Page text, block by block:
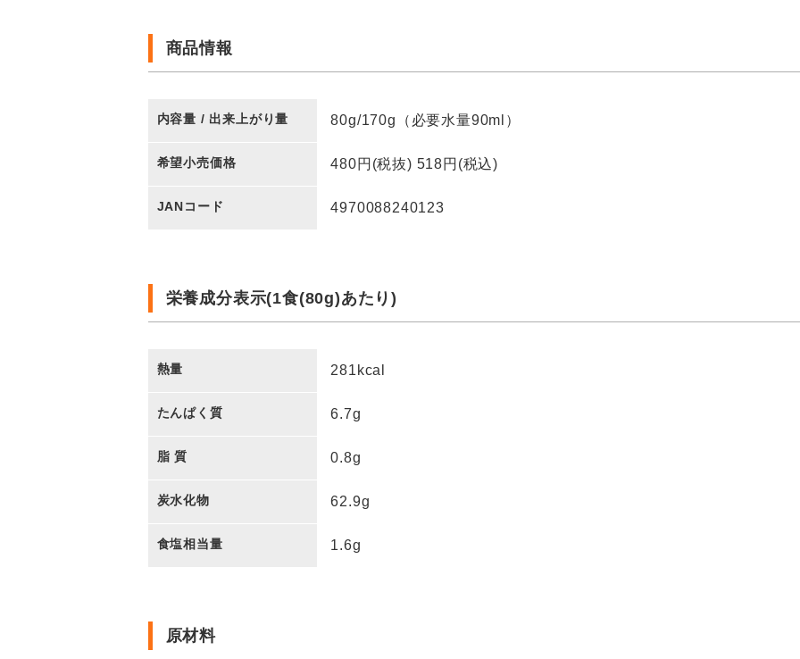
商品情報
内容量 / 出来上がり量 80g/170g（必要水量90ml）
希望小売価格 480円(税抜) 518円(税込)
JANコード 4970088240123
栄養成分表示(1食(80g)あたり)
熱量 281kcal
たんぱく質 6.7g
脂 質 0.8g
炭水化物 62.9g
食塩相当量 1.6g
原材料